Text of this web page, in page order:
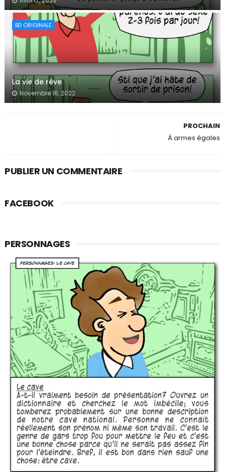
BD ORIGINALE
La vie de rêve
Novembre 16, 2022
PROCHAIN
À armes égales
PUBLIER UN COMMENTAIRE
FACEBOOK
PERSONNAGES